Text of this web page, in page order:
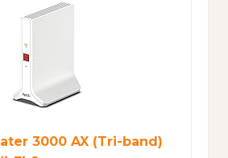
3000 AX (Tri-band)